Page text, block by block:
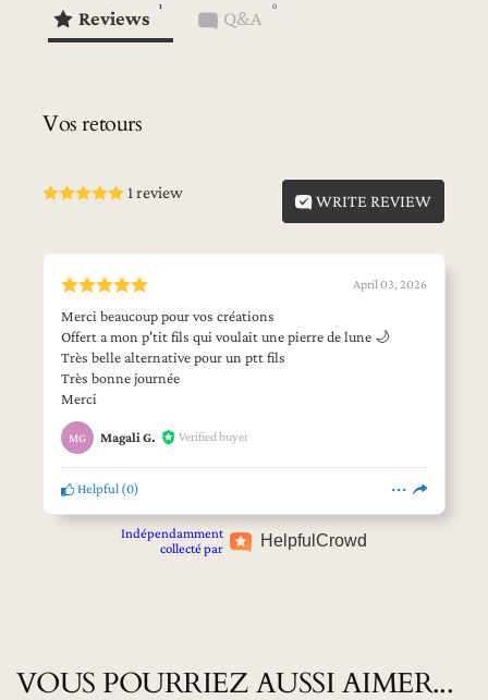
Reviews
1
Q&A
0
Vos retours
1 review WRITE REVIEW
April 03, 2026
Merci beaucoup pour vos créations
Offert a mon p'tit fils qui voulait une pierre de lune 🌙
Très belle alternative pour un ptt fils
Très bonne journée
Merci
MG Magali G. Verified buyer
Helpful(0)
Indépendamment
collecté par
HelpfulCrowd
VOUS POURRIEZ AUSSI AIMER...